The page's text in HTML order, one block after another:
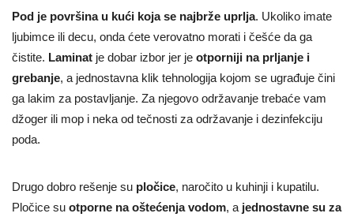
Pod je površina u kući koja se najbrže uprlja. Ukoliko imate
ljubimce ili decu, onda ćete verovatno morati i češće da ga
čistite. Laminat je dobar izbor jer je otporniji na prljanje i
grebanje, a jednostavna klik tehnologija kojom se ugrađuje čini
ga lakim za postavljanje. Za njegovo održavanje trebaće vam
džoger ili mop i neka od tečnosti za održavanje i dezinfekciju
poda.
Drugo dobro rešenje su pločice, naročito u kuhinji i kupatilu.
Pločice su otporne na oštećenja vodom, a jednostavne su za